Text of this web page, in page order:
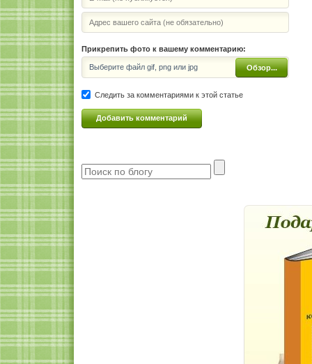
Прикрепить фото к вашему комментарию:
Выберите файл gif, png или jpg Обзор...
Следить за комментариями к этой статье